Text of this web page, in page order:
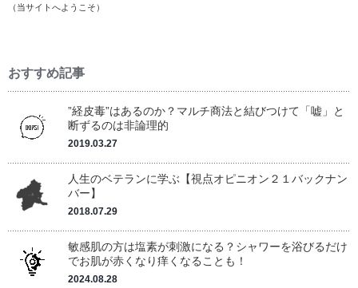
（ 当サイトへようこそ ）
おすすめ記事
”経皮毒”はあるのか？マルチ商法と結びつけて「嘘」と
断ずるのは非論理的
2019.03.27
人生のベテランに学ぶ【視点オピニオン２１バックナン
バー】
2018.07.29
敏感肌の方は塩素が刺激になる？シャワーを浴びるだけ
でお肌が赤くなり痒くなることも！
2024.08.28